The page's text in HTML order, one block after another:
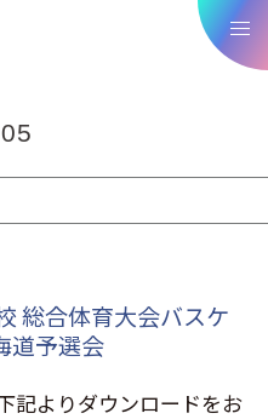
総合体育大会バスケ
道予選会
記よりダウンロードをお